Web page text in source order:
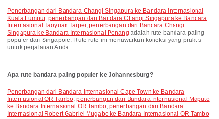
penerbangan dari Bandara Changi Singapura ke Bandara Internasional
Kuala Lumpur, penerbangan dari Bandara Changi Singapura ke Bandara
Internasional Taoyuan Taipei,penerbangan dari Bandara Changi
Singapura ke Bandara Internasional Penang adalah rute bandara paling
populer dari Singapore. Rute-rute ini menawarkan koneksi yang praktis
untuk perjalanan Anda.
Apa rute bandara paling populer ke Johannesburg?
penerbangan dari Bandara Internasional Cape Town ke Bandara
Internasional OR Tambo,penerbangan dari Bandara Internasional Maputo
ke Bandara Internasional OR Tambo, penerbangan dari Bandara
Internasional Robert Gabriel Mugabe ke Bandara Internasional OR Tambo